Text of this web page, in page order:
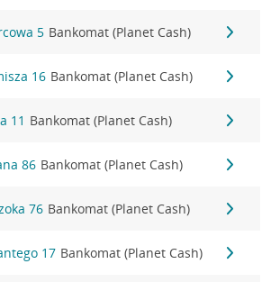
5 Bankomat (Planet Cash)
16 Bankomat (Planet Cash)
11 Bankomat (Planet Cash)
86 Bankomat (Planet Cash)
76 Bankomat (Planet Cash)
17 Bankomat (Planet Cash)